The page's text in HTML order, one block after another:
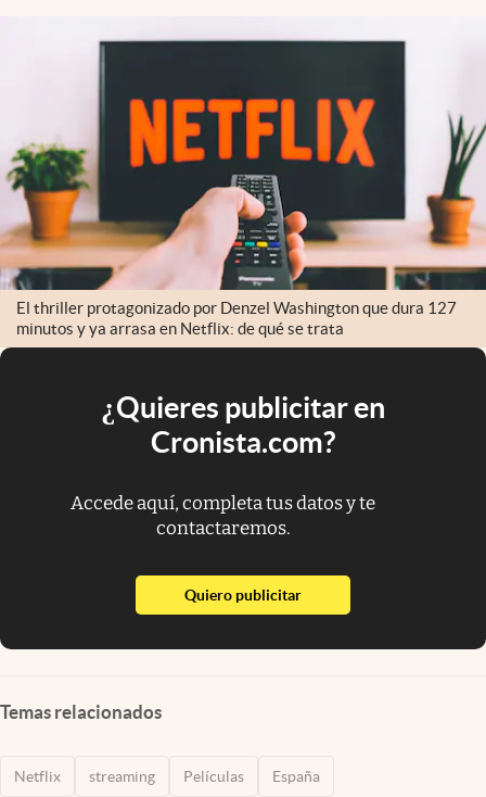
El thriller protagonizado por Denzel Washington que dura 127
minutos y ya arrasa en Netflix: de qué se trata
¿Quieres publicitar en
Cronista.com?
Accede aquí, completa tus datos y te
contactaremos.
Quiero publicitarabre en nueva pestaña
Temas relacionados
Netflix streaming Películas España